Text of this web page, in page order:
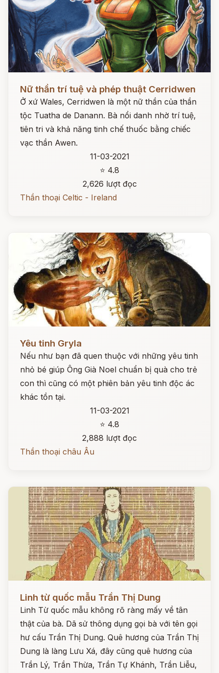
Nữ thần trí tuệ và phép thuật Cerridwen
Ở xứ Wales, Cerridwen là một nữ thần của thần
tộc Tuatha de Danann. Bà nổi danh nhờ trí tuệ,
tiên tri và khả năng tinh chế thuốc bằng chiếc
vạc thần Awen.
11-03-2021
⭐ 4.8
2,626 lượt đọc
Thần thoại Celtic - Ireland
Yêu tinh Gryla
Nếu như bạn đã quen thuộc với những yêu tinh
nhỏ bé giúp Ông Già Noel chuẩn bị quà cho trẻ
con thì cũng có một phiên bản yêu tinh độc ác
khác tồn tại.
11-03-2021
⭐ 4.8
2,888 lượt đọc
Thần thoại châu Âu
Linh từ quốc mẫu Trần Thị Dung
Linh Từ quốc mẫu không rõ ràng mấy về tân
thật của bà. Dã sử thông dụng gọi bà với tên gọi
hư cấu Trần Thị Dung. Quê hương của Trần Thị
Dung là làng Lưu Xá, đây cũng quê hương của
Trần Lý, Trần Thừa, Trần Tự Khánh, Trần Liễu,